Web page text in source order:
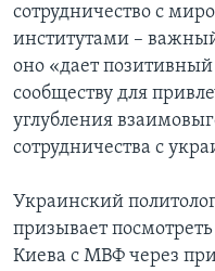
сотрудничество с
институтами –
оно «дает
сообществу для
углубления
сотрудничества с
Украинский
призывает
Киева с МВФ через